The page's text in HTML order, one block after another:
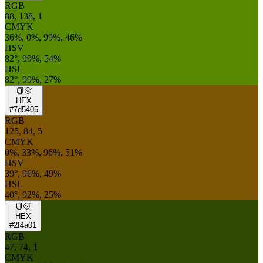
RGB
88, 138, 1
CMYK
36%, 0%, 99%, 46%
HSV
82°, 99%, 54%
HSL
82°, 99%, 27%
HEX
#7d5405
RGB
125, 84, 5
CMYK
0%, 33%, 96%, 51%
HSV
39°, 96%, 49%
HSL
40°, 92%, 25%
HEX
#2f4a01
RGB
47, 74, 1
CMYK